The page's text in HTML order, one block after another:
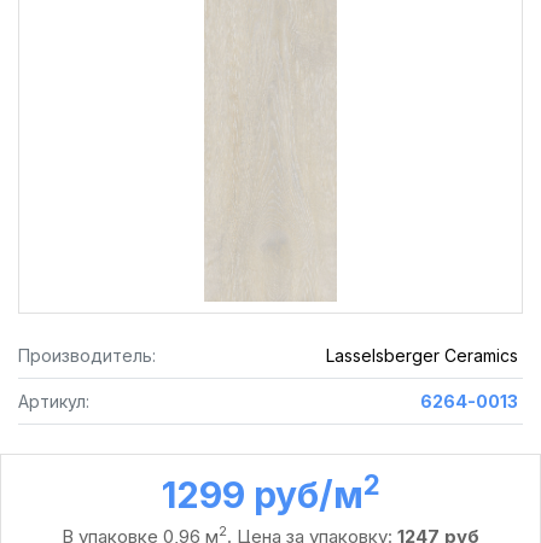
Производитель: Lasselsberger Ceramics
Артикул: 6264-0013
1299 руб /м2
В упаковке 0,96 м2. Цена за упаковку: 1247 руб